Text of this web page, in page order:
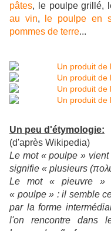
pâtes, le poulpe grillé,
au vin, le poulpe en
pommes de terre...
Un peu d'étymologie:
(d'après Wikipedia)
Le mot « poulpe »
signifie « plusieurs
Le mot « pieuvre »
« poulpe » : il semble
par la forme
l'on rencontre dans